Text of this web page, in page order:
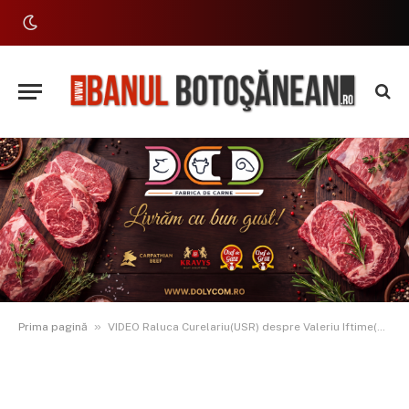
Prima pagină » VIDEO Raluca Curelariu(USR) despre Valeriu Iftime(PNL): “A venit în CJ să facă circ?”